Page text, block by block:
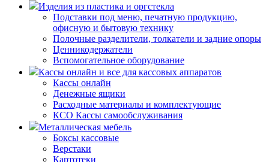
Изделия из пластика и оргстекла
Подставки под меню, печатную продукцию,
офисную и бытовую технику
Полочные разделители, толкатели и задние опоры
Ценникодержатели
Вспомогательное оборудование
Кассы онлайн и все для кассовых аппаратов
Кассы онлайн
Денежные ящики
Расходные материалы и комплектующие
КСО Кассы самообслуживания
Металлическая мебель
Боксы кассовые
Верстаки
Картотеки